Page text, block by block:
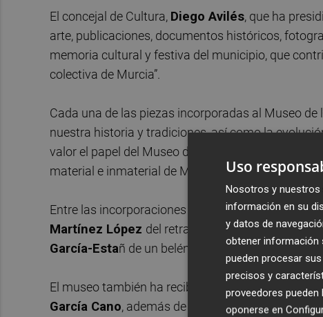
El concejal de Cultura, Diego Avilés, que ha
arte, publicaciones, documentos históricos,
memoria cultural y festiva del municipio, que
colectiva de Murcia”.
Cada una de las piezas incorporadas al Museo
nuestra historia y tradiciones, así como la
valor el papel del Museo de la Ciudad como
material e inmaterial de Murcia”.
Entre las incorporaciones más destacadas
Martínez López del retrato en acuarela de Doña
García-Estañ de un belén de olla tradicional de la
El museo también ha recibido el plano original de
García Cano, además de distintas piezas
Uso
Nosotros y nuestros
información en su
y datos de
obtener información
pueden procesar
precisos y
proveedores
oponerse en